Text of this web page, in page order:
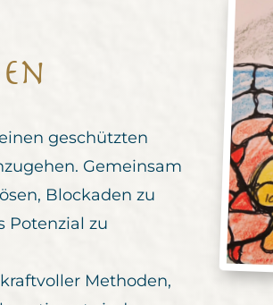
geschützten
Gemeinsam
Blockaden zu
Potenzial zu
Methoden,